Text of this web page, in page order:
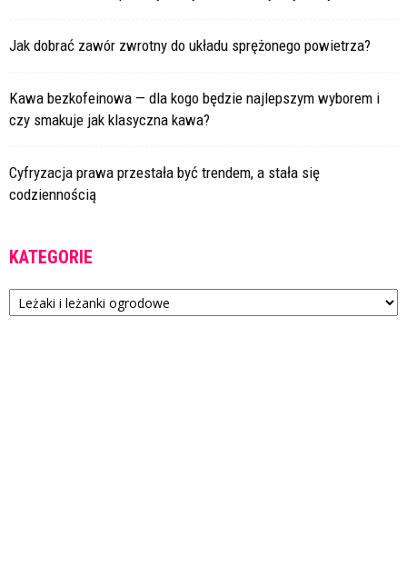
Jak dobrać zawór zwrotny do układu sprężonego powietrza?
Kawa bezkofeinowa — dla kogo będzie najlepszym wyborem i
czy smakuje jak klasyczna kawa?
Cyfryzacja prawa przestała być trendem, a stała się
codziennością
KATEGORIE
Kategorie